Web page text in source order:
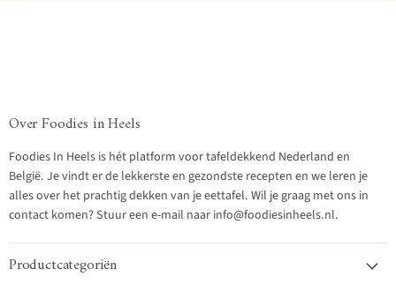
Over Foodies in Heels
Foodies In Heels is hét platform voor tafeldekkend Nederland en
België. Je vindt er de lekkerste en gezondste recepten en we leren je
alles over het prachtig dekken van je eettafel. Wil je graag met ons in
contact komen? Stuur een e-mail naar info@foodiesinheels.nl.
Productcategoriën